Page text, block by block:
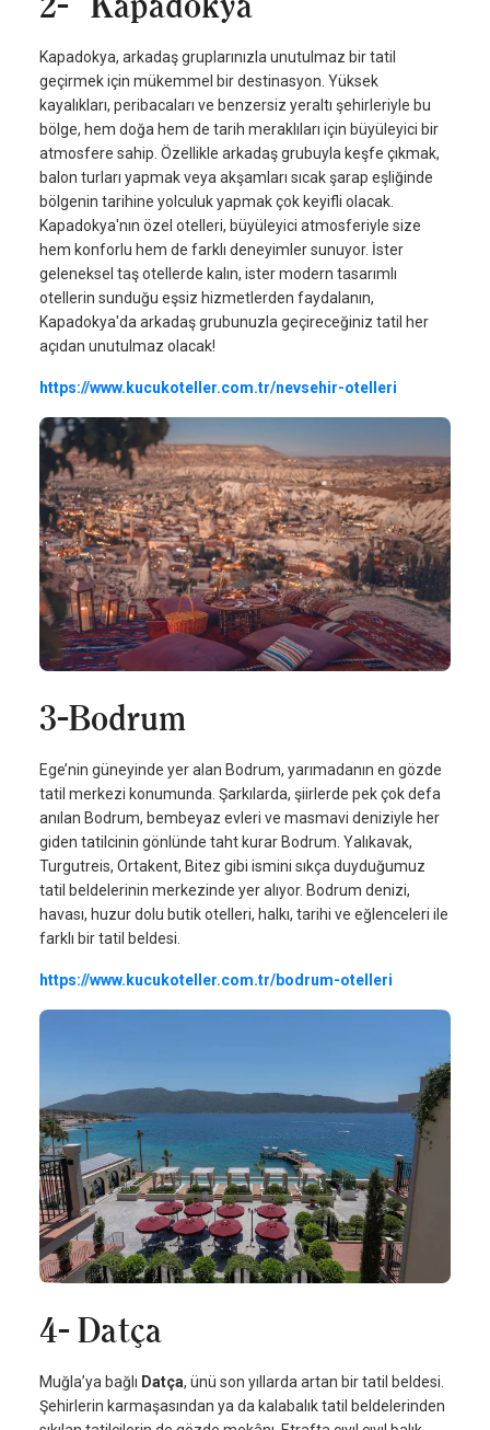
Kapadokya, arkadaş gruplarınızla unutulmaz bir tatil
geçirmek için mükemmel bir destinasyon. Yüksek
kayalıkları, peribacaları ve benzersiz yeraltı şehirleriyle bu
bölge, hem doğa hem de tarih meraklıları için büyüleyici bir
atmosfere sahip. Özellikle arkadaş grubuyla keşfe çıkmak,
balon turları yapmak veya akşamları sıcak şarap eşliğinde
bölgenin tarihine yolculuk yapmak çok keyifli olacak.
Kapadokya'nın özel otelleri, büyüleyici atmosferiyle size
hem konforlu hem de farklı deneyimler sunuyor. İster
geleneksel taş otellerde kalın, ister modern tasarımlı
otellerin sunduğu eşsiz hizmetlerden faydalanın,
Kapadokya'da arkadaş grubunuzla geçireceğiniz tatil her
açıdan unutulmaz olacak!
https://www.kucukoteller.com.tr/nevsehir-otelleri
3-Bodrum
Ege’nin güneyinde yer alan Bodrum, yarımadanın en gözde
tatil merkezi konumunda. Şarkılarda, şiirlerde pek çok defa
anılan Bodrum, bembeyaz evleri ve masmavi deniziyle her
giden tatilcinin gönlünde taht kurar Bodrum. Yalıkavak,
Turgutreis, Ortakent, Bitez gibi ismini sıkça duyduğumuz
tatil beldelerinin merkezinde yer alıyor. Bodrum denizi,
havası, huzur dolu butik otelleri, halkı, tarihi ve eğlenceleri ile
farklı bir tatil beldesi.
https://www.kucukoteller.com.tr/bodrum-otelleri
4- Datça
Muğla’ya bağlı Datça, ünü son yıllarda artan bir tatil beldesi.
Şehirlerin karmaşasından ya da kalabalık tatil beldelerinden